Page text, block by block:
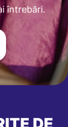
întrebări.
DE